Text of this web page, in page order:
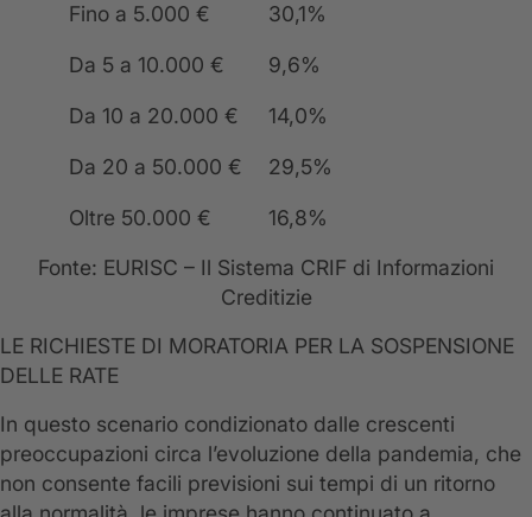
Fino a 5.000 € 30,1%
Da 5 a 10.000 € 9,6%
Da 10 a 20.000 € 14,0%
Da 20 a 50.000 € 29,5%
Oltre 50.000 €
16,8%
Fonte: EURISC – Il Sistema CRIF di Informazioni
Creditizie
LE RICHIESTE DI MORATORIA PER LA SOSPENSIONE
DELLE RATE
In questo scenario condizionato dalle crescenti
preoccupazioni circa l’evoluzione della pandemia, che
non consente facili previsioni sui tempi di un ritorno